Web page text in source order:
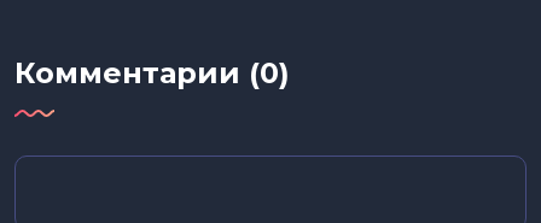
Комментарии (0)